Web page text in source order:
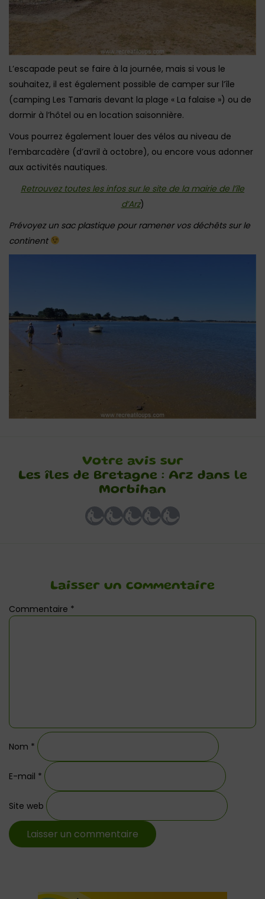
L’escapade peut se faire à la journée, mais si vous le
souhaitez, il est également possible de camper sur l’île
(camping Les Tamaris devant la plage « La falaise ») ou de
dormir à l’hôtel ou en location saisonnière.
Vous pourrez également louer des vélos au niveau de
l’embarcadère (d’avril à octobre), ou encore vous adonner
aux activités nautiques.
Retrouvez toutes les infos sur le site de la mairie de l’île
d’Arz)
Prévoyez un sac plastique pour ramener vos déchêts sur le
continent
Votre avis sur
Les îles de Bretagne : Arz dans le
Morbihan
Laisser un commentaire
Commentaire *
Nom *
E-mail *
Site web